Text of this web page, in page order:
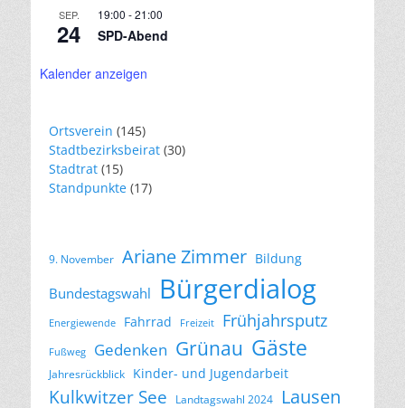
SEP.
24
19:00 -21:00
SPD-Abend
Kalender anzeigen
Ortsverein (145)
Stadtbezirksbeirat (30)
Stadtrat (15)
Standpunkte (17)
9. November Ariane Zimmer Bildung
Bundestagswahl Bürgerdialog
Energiewende Fahrrad Freizeit Frühjahrsputz
Fußweg Gedenken Grünau Gäste
Jahresrückblick Kinder- und Jugendarbeit
Kulkwitzer See Landtagswahl 2024 Lausen